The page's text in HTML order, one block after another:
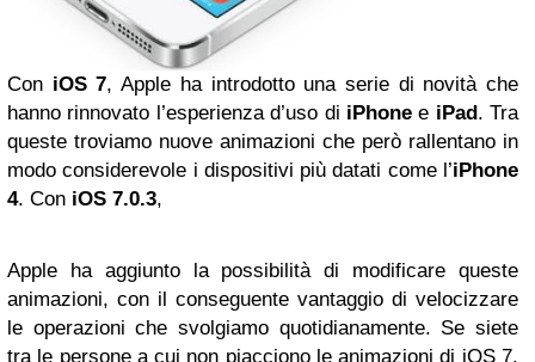
Con iOS 7, Apple ha introdotto una serie di novità che
hanno rinnovato l’esperienza d’uso di iPhonee iPad . Tra
queste troviamo nuove animazioni che però rallentano in
modo considerevole i dispositivi più datati come l’iPhone
4. Con iOS 7.0.3,
Apple ha aggiunto la possibilità di modificare queste
animazioni, con il conseguente vantaggio di velocizzare
le operazioni che svolgiamo quotidianamente. Se siete
tra le persone a cui non piacciono le animazioni di iOS 7,